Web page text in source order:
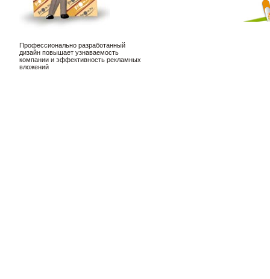
Профессионально разработанный
дизайн повышает узнаваемость
компании и эффективность рекламных
вложений